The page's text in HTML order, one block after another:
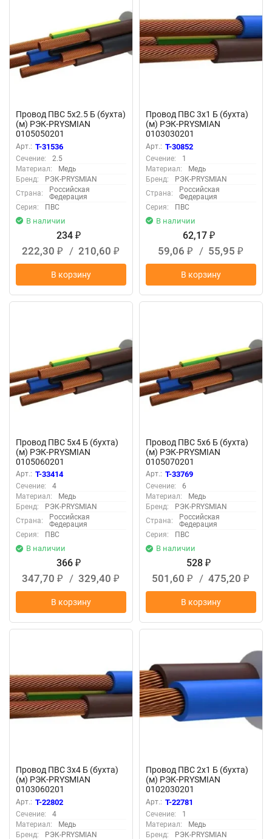
Провод ПВС 5х2.5 Б (бухта)
(м) РЭК-PRYSMIAN
0105050201
Арт.: T-31536
Сечение:
2.5
Материал:
Медь
Бренд:
РЭК-PRYSMIAN
Страна:
Российская
Федерация
Серия:
ПВС
В наличии
234 ₽
222,30 ₽ / 210,60 ₽
В корзину
Провод ПВС 3х1 Б (бухта)
(м) РЭК-PRYSMIAN
0103030201
Арт.: T-30852
Сечение:
1
Материал:
Медь
Бренд:
РЭК-PRYSMIAN
Страна:
Российская
Федерация
Серия:
ПВС
В наличии
62,17 ₽
59,06 ₽ / 55,95 ₽
В корзину
Провод ПВС 5х4 Б (бухта)
(м) РЭК-PRYSMIAN
0105060201
Арт.: T-33414
Сечение:
4
Материал:
Медь
Бренд:
РЭК-PRYSMIAN
Страна:
Российская
Федерация
Серия:
ПВС
В наличии
366 ₽
347,70 ₽ / 329,40 ₽
В корзину
Провод ПВС 5х6 Б (бухта)
(м) РЭК-PRYSMIAN
0105070201
Арт.: T-33769
Сечение:
6
Материал:
Медь
Бренд:
РЭК-PRYSMIAN
Страна:
Российская
Федерация
Серия:
ПВС
В наличии
528 ₽
501,60 ₽ / 475,20 ₽
В корзину
Провод ПВС 3х4 Б (бухта)
(м) РЭК-PRYSMIAN
0103060201
Арт.: T-22802
Сечение:
4
Материал:
Медь
Бренд:
РЭК-PRYSMIAN
Провод ПВС 2х1 Б (бухта)
(м) РЭК-PRYSMIAN
0102030201
Арт.: T-22781
Сечение:
1
Материал:
Медь
Бренд:
РЭК-PRYSMIAN